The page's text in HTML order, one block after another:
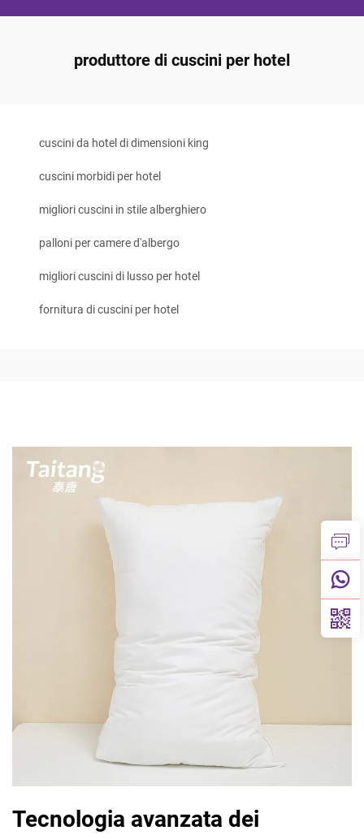
produttore di cuscini per hotel
cuscini da hotel di dimensioni king
cuscini morbidi per hotel
migliori cuscini in stile alberghiero
palloni per camere d'albergo
migliori cuscini di lusso per hotel
fornitura di cuscini per hotel
Tecnologia avanzata dei